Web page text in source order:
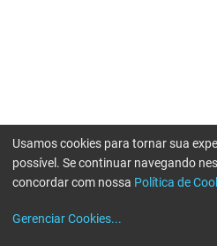
Usamos cookies para tornar sua
possível. Se continuar navegando
concordar com nossa Política de
Gerenciar Cookies...
Erro ao enviar informações, por